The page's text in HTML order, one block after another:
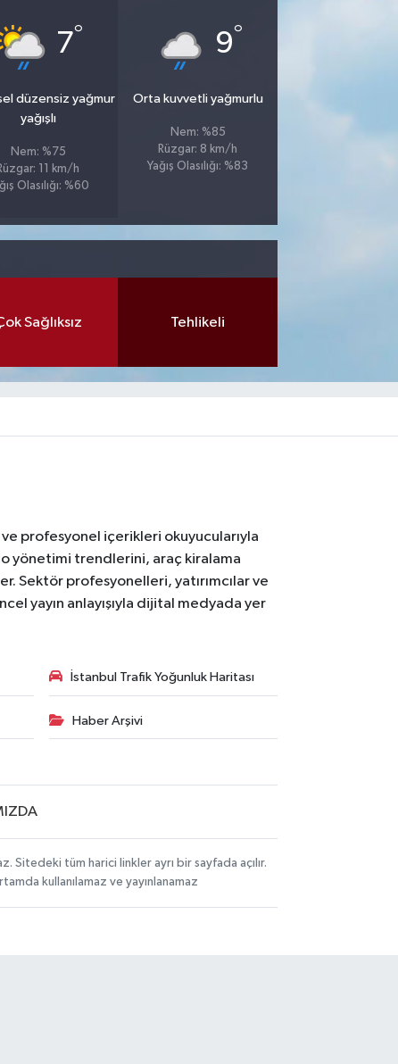
7°
düzensiz yağmur
yağışlı
Nem: %75
11 km/h
Olasılığı: %60
9°
Orta kuvvetli yağmurlu
Nem: %85
Rüzgar: 8 km/h
Yağış Olasılığı: %83
Sağlıksız Tehlikeli
profesyonel içerikleri okuyucularıyla
yönetimi trendlerini, araç kiralama
Sektör profesyonelleri, yatırımcılar ve
yayın anlayışıyla dijital medyada yer
İstanbul Trafik Yoğunluk Haritası
Haber Arşivi
Sitedeki tüm harici linkler ayrı bir sayfada açılır.
kullanılamaz ve yayınlanamaz